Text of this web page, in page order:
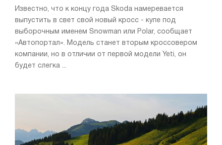
Известно, что к концу года Skoda намеревается
выпустить в свет свой новый кросс - купе под
выборочным именем Snowman или Polar, сообщает
«Автопортал». Модель станет вторым кроссовером
компании, но в отличии от первой модели Yeti, он
будет слегка ...